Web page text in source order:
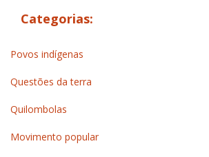
Categorias:
Povos indígenas
Questões da terra
Quilombolas
Movimento popular